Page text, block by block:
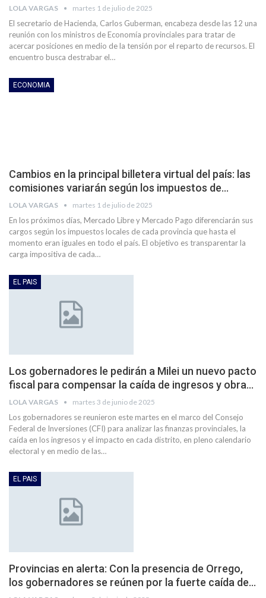
LOLA VARGAS martes 1 de julio de 2025
El secretario de Hacienda, Carlos Guberman, encabeza desde las 12 una
reunión con los ministros de Economía provinciales para tratar de
acercar posiciones en medio de la tensión por el reparto de recursos. El
encuentro busca destrabar el…
ECONOMIA
Cambios en la principal billetera virtual del país: las
comisiones variarán según los impuestos de…
LOLA VARGAS martes 1 de julio de 2025
En los próximos días, Mercado Libre y Mercado Pago diferenciarán sus
cargos según los impuestos locales de cada provincia que hasta el
momento eran iguales en todo el país. El objetivo es transparentar la
carga impositiva de cada…
EL PAIS
Los gobernadores le pedirán a Milei un nuevo pacto
fiscal para compensar la caída de ingresos y obra…
LOLA VARGAS martes 3 de junio de 2025
Los gobernadores se reunieron este martes en el marco del Consejo
Federal de Inversiones (CFI) para analizar las finanzas provinciales, la
caída en los ingresos y el impacto en cada distrito, en pleno calendario
electoral y en medio de las…
EL PAIS
Provincias en alerta: Con la presencia de Orrego,
los gobernadores se reúnen por la fuerte caída de…